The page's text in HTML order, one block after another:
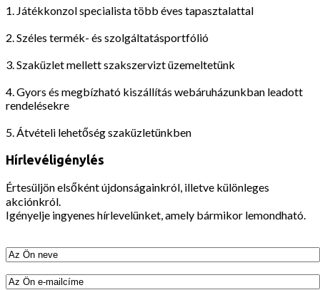
1. Játékkonzol specialista több éves tapasztalattal
2. Széles termék- és szolgáltatásportfólió
3. Szaküzlet mellett szakszervizt üzemeltetünk
4. Gyors és megbízható kiszállítás webáruházunkban leadott
rendelésekre
5. Átvételi lehetőség szaküzletünkben
Hírlevéligénylés
Értesüljön elsőként újdonságainkról, illetve különleges
akciónkról.
Igényelje ingyenes hírlevelünket, amely bármikor lemondható.